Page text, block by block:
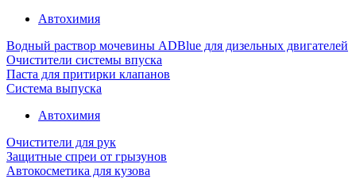
Автохимия
Водный раствор мочевины ADBlue для дизельных двигателей
Очистители системы впуска
Паста для притирки клапанов
Система выпуска
Автохимия
Очистители для рук
Защитные спреи от грызунов
Автокосметика для кузова